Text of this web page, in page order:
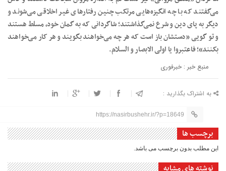
می‌گفتند که با چه انگیزه‌هایی مرتکب چنین رفتارهای غیر اخلاقی می‌شوند و
دیگر به پای دین و شرع نمی‌گذاشتند؛ شاگردانی که به گمان خود، مسلط هستند
و تو گویی «دستشان باز است که هر چه می‌خواهند بگویند و هر کار می‌خواهند
بکنند»؛ فاعتبروا یا اولی الابصار و السلام.
منبع خبر : خبرفوری
به اشتراک بگذارید :
https://nasirbushehr.ir/?p=18649
برچسب ها
این مطلب بدون برچسب می باشد.